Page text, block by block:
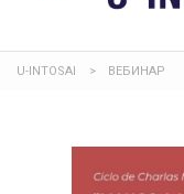
U-INTOSAI > ВЕБИНАР